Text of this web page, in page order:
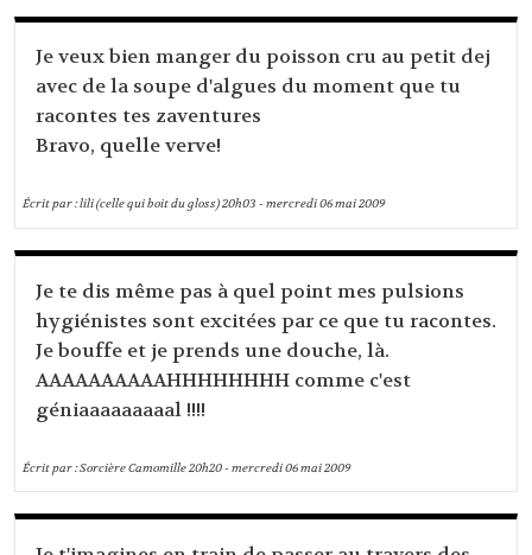
Je veux bien manger du poisson cru au petit dej
avec de la soupe d'algues du moment que tu
racontes tes zaventures
Bravo, quelle verve!
Écrit par :lili (celle qui boit du gloss)20h03 -mercredi 06mai 2009
Je te dis même pas à quel point mes pulsions
hygiénistes sont excitées par ce que tu racontes.
Je bouffe et je prends une douche, là.
AAAAAAAAAAHHHHHHHH comme c'est
géniaaaaaaaaal !!!!
Écrit par :Sorcière Camomille20h20-mercredi 06mai 2009